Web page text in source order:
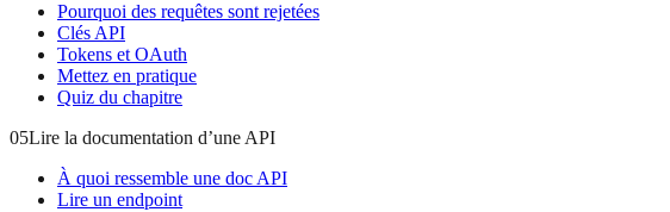
Pourquoi des requêtes sont rejetées
Clés API
Tokens et OAuth
Mettez en pratique
Quiz du chapitre
05Lire la documentation d’une API
À quoi ressemble une doc API
Lire un endpoint